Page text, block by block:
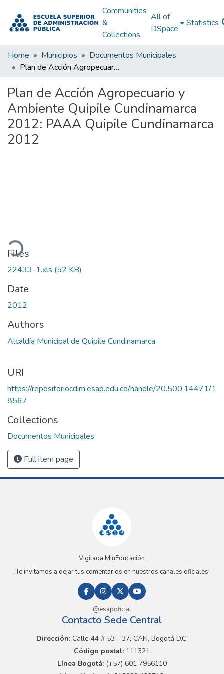
Communities
&
Collections
All of
DSpace
Statistics
Home Municipios
Documentos Municipales
Plan de Acción Agropecuario y Ambiente Quipile Cundinamarca 2012: PAAA Quipile Cundinamarca 2012
Plan de Acción Agropecuario y
Ambiente Quipile Cundinamarca
2012: PAAA Quipile Cundinamarca
2012
Files
22433-1.xls (52 KB)
Date
2012
Authors
Alcaldía Municipal de Quipile Cundinamarca
URI
https://repositoriocdim.esap.edu.co/handle/20.500.14471/1
8567
Collections
Documentos Municipales
Full item page
Vigilada MinEducación
¡Te invitamos a dejar tus comentarios en nuestros canales oficiales!
@esapoficial
Contacto Sede Central
Dirección:Calle 44 # 53 - 37, CAN, Bogotá D.C.
Código postal: 111321
Línea Bogotá:(+57) 601 7956110